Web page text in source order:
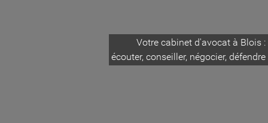
Votre cabinet d'avocat à Blois :
écouter, conseiller, négocier, défendre